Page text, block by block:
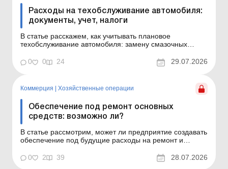
Расходы на техобслуживание автомобиля:
документы, учет, налоги
В статье расскажем, как учитывать плановое
техобслуживание автомобиля: замену смазочных
другие регулярные расходы, поддерживающие авто в
рабочем состоянии, а также каковы возможные
средства: ремонты...
0 0 24 29.07.2026
Коммерция | Хозяйственные операции
Обеспечение под ремонт основных
средств: возможно ли?
В статье рассмотрим, может ли предприятие создавать
обеспечение под будущие расходы на ремонт и
МСФО и НП(С)БУ, а также как вести учет таких
расходов – в составе расходов периода или как
0 2 39 28.07.2026